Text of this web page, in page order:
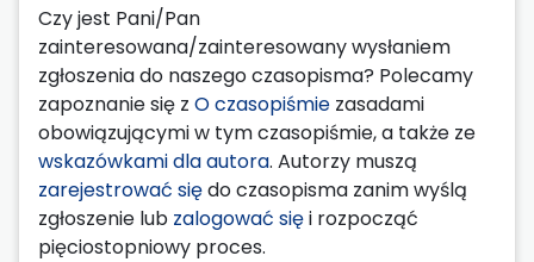
Czy jest Pani/Pan
zainteresowana/zainteresowany wysłaniem
zgłoszenia do naszego czasopisma? Polecamy
zapoznanie się z O czasopiśmie zasadami
obowiązującymi w tym czasopiśmie, a także ze
wskazówkami dla autora. Autorzy muszą
zarejestrować siędo czasopisma zanim wyślą
zgłoszenie lub zalogować sięi rozpocząć
pięciostopniowy proces.